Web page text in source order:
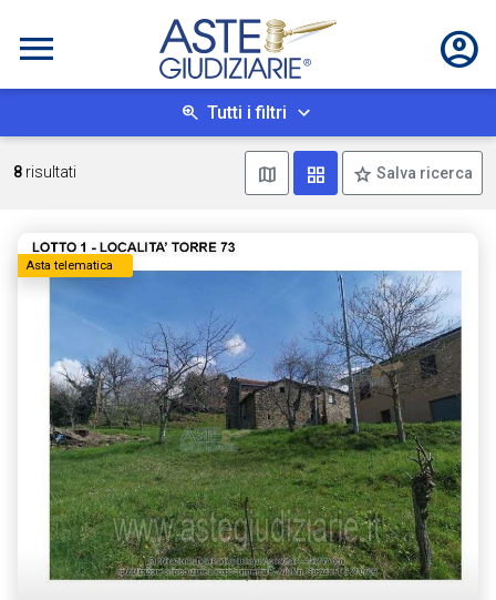
Tutti i filtri
8 risultati Mostra mappaMostra come box
Salva ricerca
Asta telematica